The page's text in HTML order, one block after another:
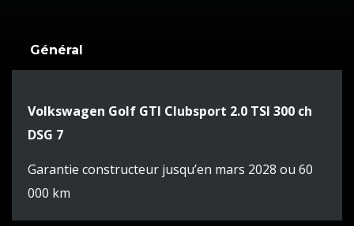
Général
Volkswagen Golf GTI Clubsport 2.0 TSI 300 ch
DSG 7
Garantie constructeur jusqu’en mars 2028 ou 60
000 km